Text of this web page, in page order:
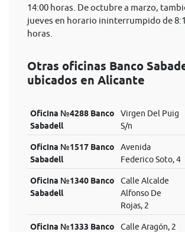
14:00 horas. De octubre a marzo,
jueves en horario ininterrumpido de
horas.
Otras oficinas Banco
ubicados en Alicante
Oficina №4288 Banco
Sabadell
Virgen Del Puig
S/n
Oficina №1517 Banco
Sabadell
Avenida
Federico Soto, 4
Oficina №1340 Banco
Sabadell
Calle Alcalde
Alfonso De
Rojas, 2
Oficina №1333 Banco
Calle Aragón, 2